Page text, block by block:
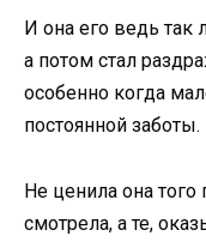
И она его ведь так
а потом стал
особенно когда
постоянной заботы.
Не ценила она того
смотрела, а те,